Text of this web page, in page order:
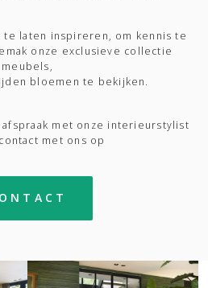
te laten inspireren, om kennis te
onze exclusieve collectie
meubels,
bloemen te bekijken.
afspraak met onze interieurstylist
met ons op